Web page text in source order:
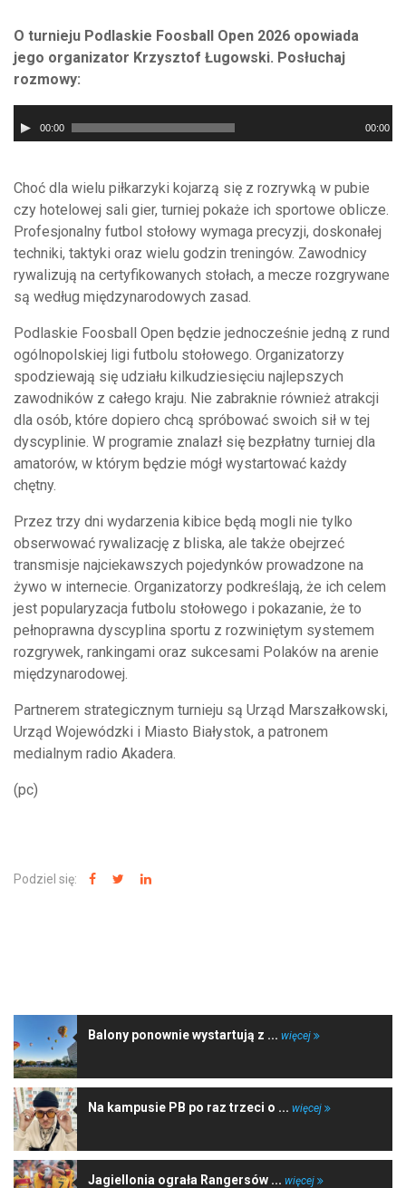
O turnieju Podlaskie Foosball Open 2026 opowiada
jego organizator Krzysztof Ługowski. Posłuchaj
rozmowy:
plików00:00 00:00
Choć dla wielu piłkarzyki kojarzą się z rozrywką w pubie
czy hotelowej sali gier, turniej pokaże ich sportowe oblicze.
Profesjonalny futbol stołowy wymaga precyzji, doskonałej
techniki, taktyki oraz wielu godzin treningów. Zawodnicy
rywalizują na certyfikowanych stołach, a mecze rozgrywane
są według międzynarodowych zasad.
Podlaskie Foosball Open będzie jednocześnie jedną z rund
ogólnopolskiej ligi futbolu stołowego. Organizatorzy
spodziewają się udziału kilkudziesięciu najlepszych
zawodników z całego kraju. Nie zabraknie również atrakcji
dla osób, które dopiero chcą spróbować swoich sił w tej
dyscyplinie. W programie znalazł się bezpłatny turniej dla
amatorów, w którym będzie mógł wystartować każdy
chętny.
Przez trzy dni wydarzenia kibice będą mogli nie tylko
obserwować rywalizację z bliska, ale także obejrzeć
transmisje najciekawszych pojedynków prowadzone na
żywo w internecie. Organizatorzy podkreślają, że ich celem
jest popularyzacja futbolu stołowego i pokazanie, że to
pełnoprawna dyscyplina sportu z rozwiniętym systemem
rozgrywek, rankingami oraz sukcesami Polaków na arenie
międzynarodowej.
Partnerem strategicznym turnieju są Urząd Marszałkowski,
Urząd Wojewódzki i Miasto Białystok, a patronem
medialnym radio Akadera.
(pc)
Podziel się:
Balony ponownie wystartują z ... więcej
Na kampusie PB po raz trzeci o ... więcej
Jagiellonia ograła Rangersów ... więcej